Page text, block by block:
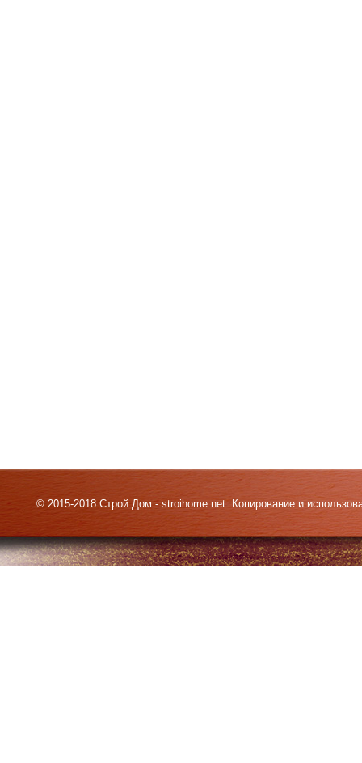
© 2015-2018 Строй Дом - stroihome.net. Копирование и